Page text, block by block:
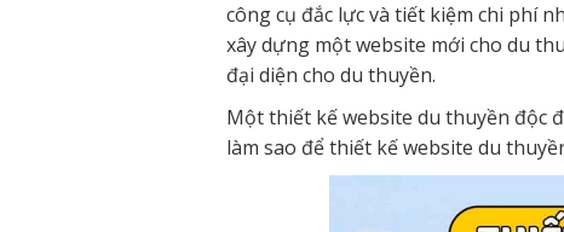
công cụ đắc lực và tiết kiệm chi phí
xây dựng một website mới cho du
đại diện cho du thuyền.
Một thiết kế website du thuyền độc
làm sao để thiết kế website du